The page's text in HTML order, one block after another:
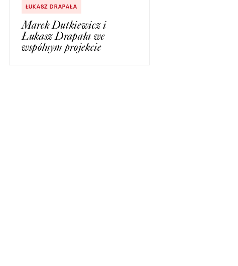
ŁUKASZ DRAPAŁA
Marek Dutkiewicz i
Łukasz Drapała we
wspólnym projekcie